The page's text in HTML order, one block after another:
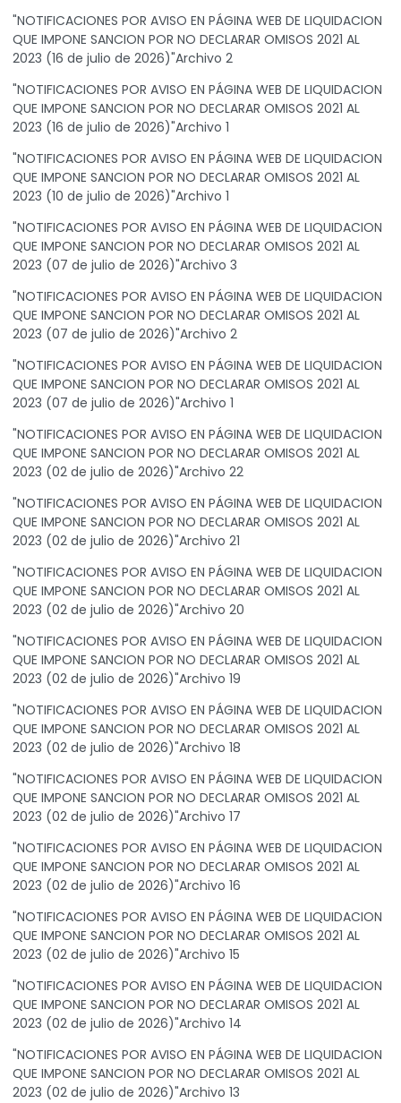
"NOTIFICACIONES POR AVISO EN PÁGINA WEB DE LIQUIDACION
QUE IMPONE SANCION POR NO DECLARAR OMISOS 2021 AL
2023 (16 de julio de 2026)"Archivo 2
"NOTIFICACIONES POR AVISO EN PÁGINA WEB DE LIQUIDACION
QUE IMPONE SANCION POR NO DECLARAR OMISOS 2021 AL
2023 (16 de julio de 2026)"Archivo 1
"NOTIFICACIONES POR AVISO EN PÁGINA WEB DE LIQUIDACION
QUE IMPONE SANCION POR NO DECLARAR OMISOS 2021 AL
2023 (10 de julio de 2026)"Archivo 1
"NOTIFICACIONES POR AVISO EN PÁGINA WEB DE LIQUIDACION
QUE IMPONE SANCION POR NO DECLARAR OMISOS 2021 AL
2023 (07 de julio de 2026)"Archivo 3
"NOTIFICACIONES POR AVISO EN PÁGINA WEB DE LIQUIDACION
QUE IMPONE SANCION POR NO DECLARAR OMISOS 2021 AL
2023 (07 de julio de 2026)"Archivo 2
"NOTIFICACIONES POR AVISO EN PÁGINA WEB DE LIQUIDACION
QUE IMPONE SANCION POR NO DECLARAR OMISOS 2021 AL
2023 (07 de julio de 2026)"Archivo 1
"NOTIFICACIONES POR AVISO EN PÁGINA WEB DE LIQUIDACION
QUE IMPONE SANCION POR NO DECLARAR OMISOS 2021 AL
2023 (02 de julio de 2026)"Archivo 22
"NOTIFICACIONES POR AVISO EN PÁGINA WEB DE LIQUIDACION
QUE IMPONE SANCION POR NO DECLARAR OMISOS 2021 AL
2023 (02 de julio de 2026)"Archivo 21
"NOTIFICACIONES POR AVISO EN PÁGINA WEB DE LIQUIDACION
QUE IMPONE SANCION POR NO DECLARAR OMISOS 2021 AL
2023 (02 de julio de 2026)"Archivo 20
"NOTIFICACIONES POR AVISO EN PÁGINA WEB DE LIQUIDACION
QUE IMPONE SANCION POR NO DECLARAR OMISOS 2021 AL
2023 (02 de julio de 2026)"Archivo 19
"NOTIFICACIONES POR AVISO EN PÁGINA WEB DE LIQUIDACION
QUE IMPONE SANCION POR NO DECLARAR OMISOS 2021 AL
2023 (02 de julio de 2026)"Archivo 18
"NOTIFICACIONES POR AVISO EN PÁGINA WEB DE LIQUIDACION
QUE IMPONE SANCION POR NO DECLARAR OMISOS 2021 AL
2023 (02 de julio de 2026)"Archivo 17
"NOTIFICACIONES POR AVISO EN PÁGINA WEB DE LIQUIDACION
QUE IMPONE SANCION POR NO DECLARAR OMISOS 2021 AL
2023 (02 de julio de 2026)"Archivo 16
"NOTIFICACIONES POR AVISO EN PÁGINA WEB DE LIQUIDACION
QUE IMPONE SANCION POR NO DECLARAR OMISOS 2021 AL
2023 (02 de julio de 2026)"Archivo 15
"NOTIFICACIONES POR AVISO EN PÁGINA WEB DE LIQUIDACION
QUE IMPONE SANCION POR NO DECLARAR OMISOS 2021 AL
2023 (02 de julio de 2026)"Archivo 14
"NOTIFICACIONES POR AVISO EN PÁGINA WEB DE LIQUIDACION
QUE IMPONE SANCION POR NO DECLARAR OMISOS 2021 AL
2023 (02 de julio de 2026)"Archivo 13